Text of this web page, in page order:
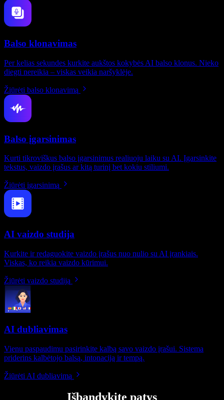
Balso klonavimas
Per kelias sekundes kurkite aukštos kokybės AI balso klonus. Nieko
diegti nereikia – viskas veikia naršyklėje.
Žiūrėti balso klonavimą
Balso įgarsinimas
Kurti tikroviškus balso įgarsinimus realiuoju laiku su AI. Įgarsinkite
tekstus, vaizdo įrašus ar kitą turinį bet kokiu stiliumi.
Žiūrėti įgarsinimą
AI vaizdo studija
Kurkite ir redaguokite vaizdo įrašus nuo nulio su AI įrankiais.
Viskas, ko reikia vaizdo kūrimui.
Žiūrėti vaizdo studiją
AI dubliavimas
Vienu paspaudimu pasirinkite kalbą savo vaizdo įrašui. Sistema
priderins kalbėtojo balsą, intonaciją ir tempą.
Žiūrėti AI dubliavimą
Išbandykite patys